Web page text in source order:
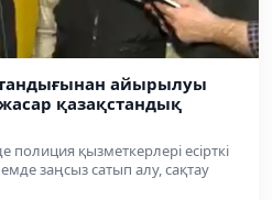
айырылуы
қазақстандық
полиция қызметкерлері есірткі
заңсыз сатып алу, сақтау